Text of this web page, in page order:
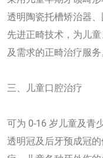
透明陶瓷托槽矫治器
先进正畸技术，为儿
及需求的正畸治疗服务
三、儿童口腔治疗
可为 0-16 岁儿童及青
透明冠及后牙预成冠